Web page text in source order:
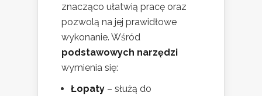
znacząco ułatwią pracę oraz
pozwolą na jej prawidłowe
wykonanie. Wśród
podstawowych narzędzi
wymienia się:
Łopaty – służą do